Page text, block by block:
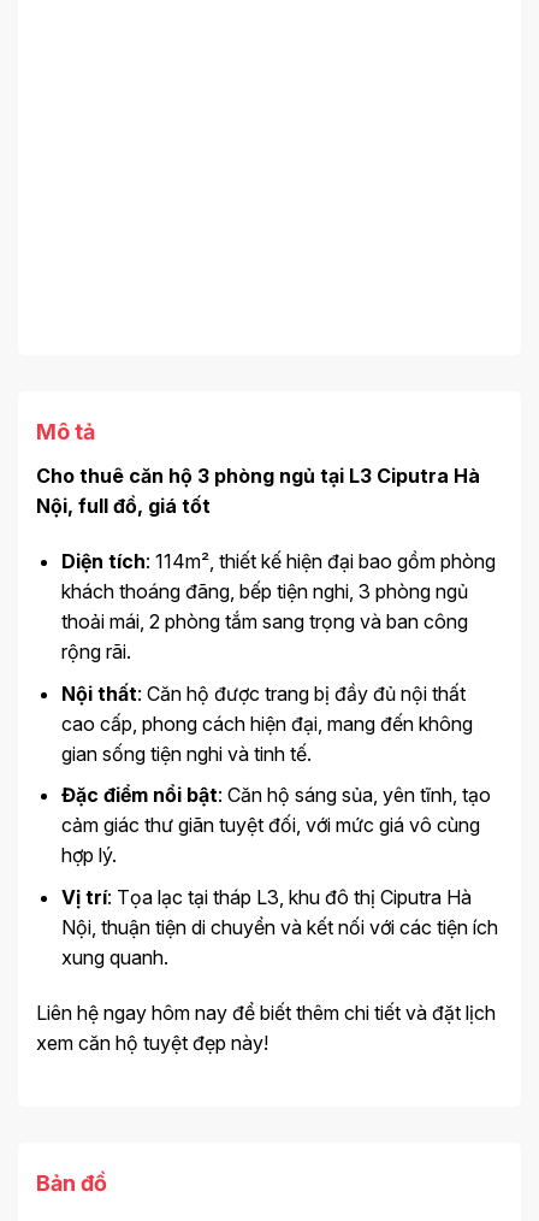
Mô tả
Cho thuê căn hộ 3 phòng ngủ tại L3 Ciputra Hà
Nội, full đồ, giá tốt
Diện tích: 114m², thiết kế hiện đại bao gồm phòng
khách thoáng đãng, bếp tiện nghi, 3 phòng ngủ
thoải mái, 2 phòng tắm sang trọng và ban công
rộng rãi.
Nội thất: Căn hộ được trang bị đầy đủ nội thất
cao cấp, phong cách hiện đại, mang đến không
gian sống tiện nghi và tinh tế.
Đặc điểm nổi bật: Căn hộ sáng sủa, yên tĩnh, tạo
cảm giác thư giãn tuyệt đối, với mức giá vô cùng
hợp lý.
Vị trí: Tọa lạc tại tháp L3, khu đô thị Ciputra Hà
Nội, thuận tiện di chuyển và kết nối với các tiện ích
xung quanh.
Liên hệ ngay hôm nay để biết thêm chi tiết và đặt lịch
xem căn hộ tuyệt đẹp này!
Bản đồ